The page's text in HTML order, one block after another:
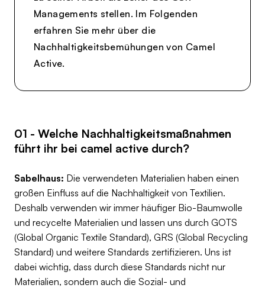
Managements stellen. Im Folgenden
erfahren Sie mehr über die
Nachhaltigkeitsbemühungen von Camel
Active.
01 - Welche Nachhaltigkeitsmaßnahmen
führt ihr bei camel active durch?
Sabelhaus: Die verwendeten Materialien haben einen
großen Einfluss auf die Nachhaltigkeit von Textilien.
Deshalb verwenden wir immer häufiger Bio-Baumwolle
und recycelte Materialien und lassen uns durch GOTS
(Global Organic Textile Standard), GRS (Global Recycling
Standard) und weitere Standards zertifizieren. Uns ist
dabei wichtig, dass durch diese Standards nicht nur
Materialien, sondern auch die Sozial- und